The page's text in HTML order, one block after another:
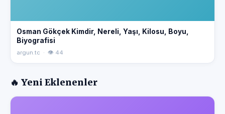
Osman Gökçek Kimdir, Nereli, Yaşı, Kilosu, Boyu,
Biyografisi
argun.tc · 👁 44
🔥 Yeni Eklenenler